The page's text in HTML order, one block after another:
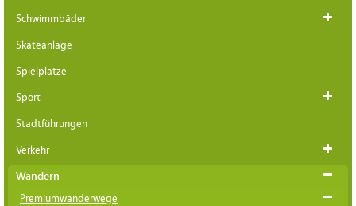
Schwimmbäder
Skateanlage
Spielplätze
Sport
Stadtführungen
Verkehr
Wandern
Premiumwanderwege